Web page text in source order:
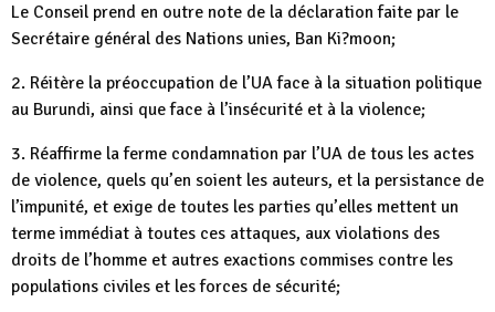
Le Conseil prend en outre note de la déclaration faite par le
Secrétaire général des Nations unies, Ban Ki?moon;
2. Réitère la préoccupation de l’UA face à la situation politique
au Burundi, ainsi que face à l’insécurité et à la violence;
3. Réaffirme la ferme condamnation par l’UA de tous les actes
de violence, quels qu’en soient les auteurs, et la persistance de
l’impunité, et exige de toutes les parties qu’elles mettent un
terme immédiat à toutes ces attaques, aux violations des
droits de l’homme et autres exactions commises contre les
populations civiles et les forces de sécurité;